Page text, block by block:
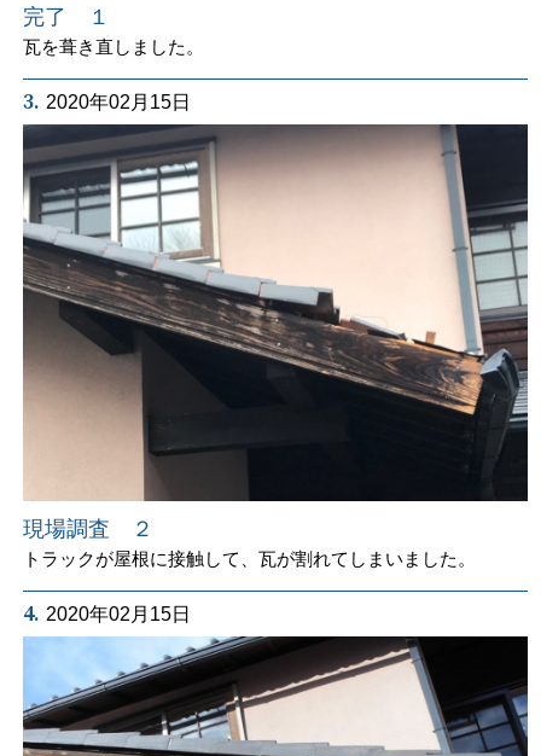
完了 １
瓦を葺き直しました。
3. 2020年02月15日
現場調査 ２
トラックが屋根に接触して、瓦が割れてしまいました。
4. 2020年02月15日